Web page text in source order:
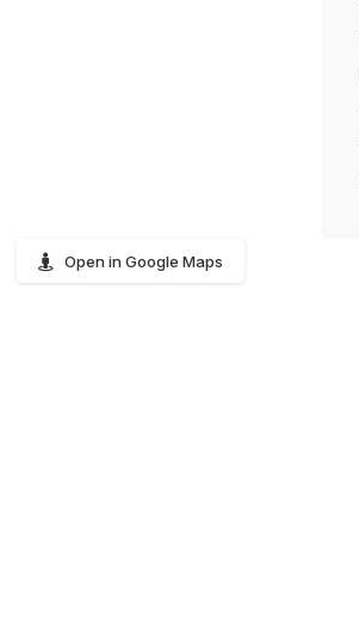
Open in Google Maps